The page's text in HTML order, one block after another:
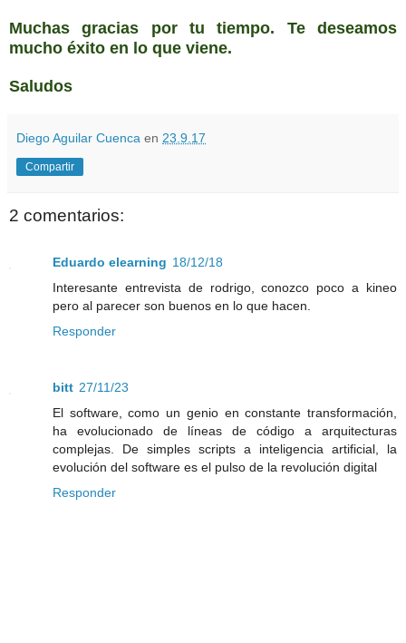
Muchas gracias por tu tiempo. Te deseamos
mucho éxito en lo que viene.
Saludos
Diego Aguilar Cuenca en 23.9.17
Compartir
2 comentarios:
Eduardo elearning 18/12/18
Interesante entrevista de rodrigo, conozco poco a kineo
pero al parecer son buenos en lo que hacen.
Responder
bitt 27/11/23
El software, como un genio en constante transformación,
ha evolucionado de líneas de código a arquitecturas
complejas. De simples scripts a inteligencia artificial, la
evolución del software es el pulso de la revolución digital
Responder